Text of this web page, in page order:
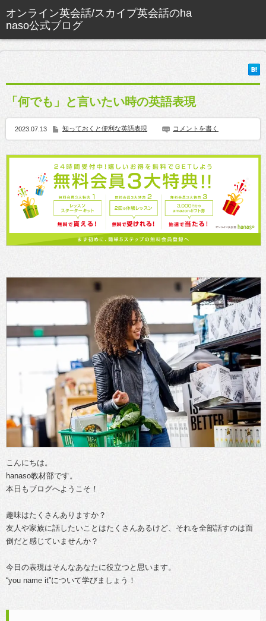
「何でも」と言いたい時の英語表現
2023.07.13 知っておくと便利な英語表現 コメントを書く
こんにちは。
hanaso教材部です。
本日もブログへようこそ！
趣味はたくさんありますか？
友人や家族に話したいことはたくさんあるけど、それを全部話すのは面
倒だと感じていませんか？
今日の表現はそんなあなたに役立つと思います。
“you name it”について学びましょう！